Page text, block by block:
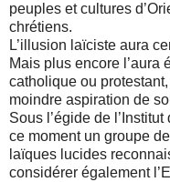
peuples et cultures
chrétiens.
L’illusion laïciste aura
Mais plus encore l’aura
catholique ou
moindre aspiration de
Sous l’égide de
ce moment un groupe
laïques lucides
considérer également